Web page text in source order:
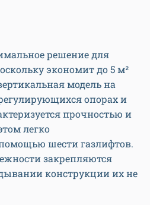
решение для
экономит до 5 м²
модель на
опорах и
прочностью и
легко
шести газлифтов.
закрепляются
конструкции их не